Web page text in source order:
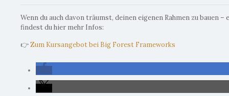
Wenn du auch davon träumst, deinen eigenen Rahmen zu bauen
findest du hier mehr Infos:
👉Zum Kursangebot bei Big Forest Frameworks